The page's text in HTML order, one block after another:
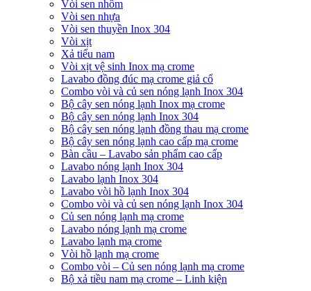
Vòi sen nhôm
Vòi sen nhựa
Vòi sen thuyền Inox 304
Vòi xịt
Xả tiểu nam
Vòi xịt vệ sinh Inox mạ crome
Lavabo đồng đúc mạ crome giả cổ
Combo vòi và củ sen nóng lạnh Inox 304
Bộ cây sen nóng lạnh Inox mạ crome
Bộ cây sen nóng lạnh Inox 304
Bộ cây sen nóng lạnh đồng thau mạ crome
Bộ cây sen nóng lạnh cao cấp mạ crome
Bàn cầu – Lavabo sản phẩm cao cấp
Lavabo nóng lạnh Inox 304
Lavabo lạnh Inox 304
Lavabo vòi hồ lạnh Inox 304
Combo vòi và củ sen nóng lạnh Inox 304
Củ sen nóng lạnh mạ crome
Lavabo nóng lạnh mạ crome
Lavabo lạnh mạ crome
Vòi hồ lạnh mạ crome
Combo vòi – Củ sen nóng lạnh mạ crome
Bộ xả tiều nam mạ crome – Linh kiện